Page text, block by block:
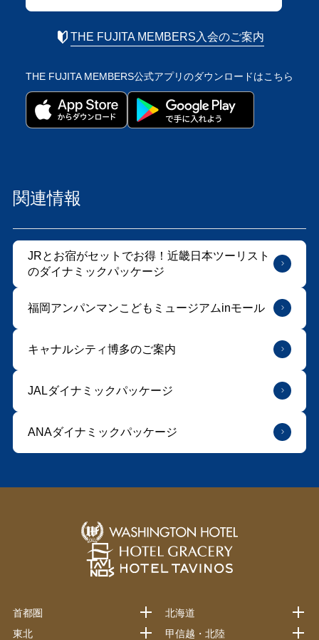
THE FUJITA MEMBERS入会のご案内
THE FUJITA MEMBERS公式アプリのダウンロードはこちら
関連情報
JRとお宿がセットでお得！近畿日本ツーリスト
のダイナミックパッケージ
福岡アンパンマンこどもミュージアムinモール
キャナルシティ博多のご案内
JALダイナミックパッケージ
ANAダイナミックパッケージ
首都圏
北海道
東北
甲信越・北陸